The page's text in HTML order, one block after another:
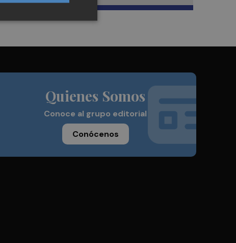
Quienes Somos
Conoce al grupo editorial
Conócenos